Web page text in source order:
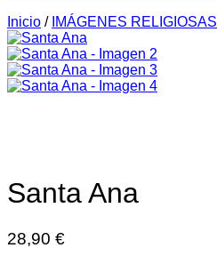
Inicio / IMÁGENES RELIGIOSAS
Santa Ana
28,90 €